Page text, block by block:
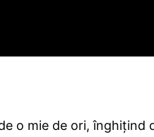
o mie de ori, înghițind